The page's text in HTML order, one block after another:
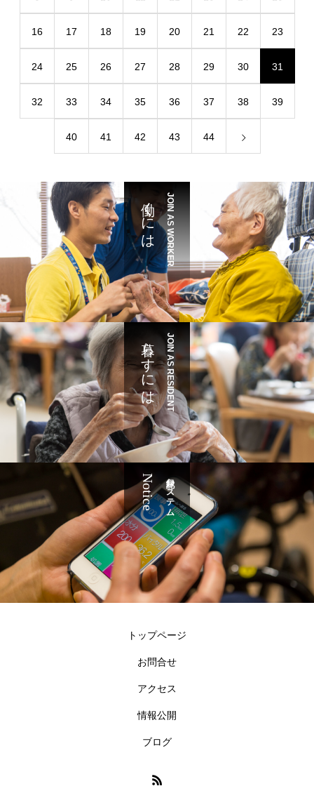
16 17 18 19 20 21 22 23
24 25 26 27 28 29 30 31
32 33 34 35 36 37 38 39
40 41 42 43 44
JOIN AS WORKER
働くには
JOIN AS RESIDENT
暮らすには
記録システム
Notice
トップページ
お問合せ
アクセス
情報公開
ブログ